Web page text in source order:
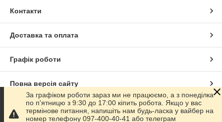
Контакти
Доставка та оплата
Графік роботи
Повна версія сайту
Сайт створено на маркетплейсіProm.ua
За графіком роботи зараз ми не працюємо, а з понеділка
по п'ятницю з 9:30 до 17:00 кіпить робота. Якщо у вас
термінове питання, напишіть нам будь-ласка у вайбер на
номер телефону 097-400-40-41 або телеграм